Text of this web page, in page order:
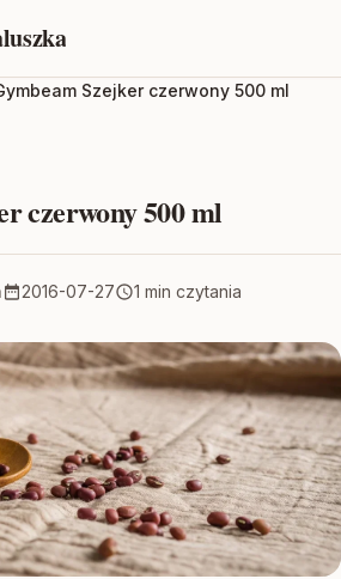
Szejker czerwony 500 ml
czerwony 500 ml
2016-07-27 1 min czytania